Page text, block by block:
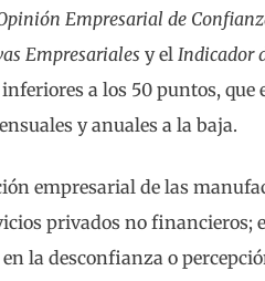
Empresarial de
Empresariales y el Indicador
a los 50 puntos, que
y anuales a la baja.
empresarial de las
privados no financieros;
la desconfianza o